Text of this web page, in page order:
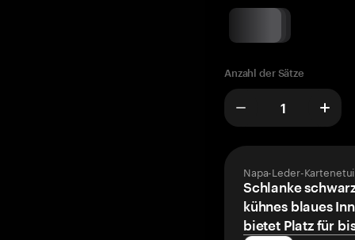
Anzahl der Sätze
Napa-Leder-
Schlanke
kühnes blaues
bietet Platz für